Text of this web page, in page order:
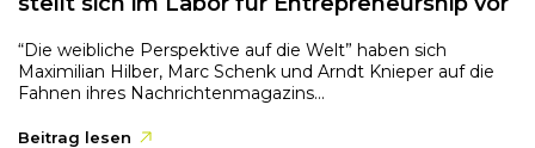
“Die weibliche Perspektive auf die Welt” haben sich
Maximilian Hilber, Marc Schenk und Arndt Knieper auf die
Fahnen ihres Nachrichtenmagazins...
Beitrag lesen